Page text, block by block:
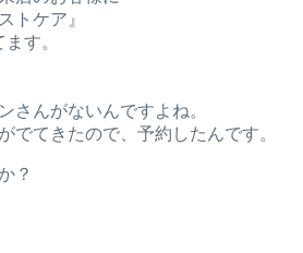
トケア』
す。
さんがないんですよね。
でてきたので、予約したんです。
？